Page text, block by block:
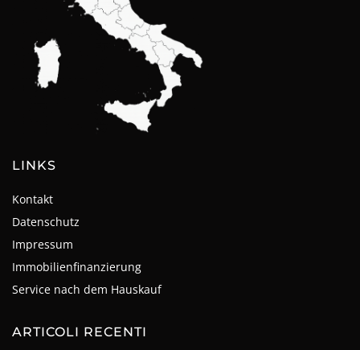
LINKS
Kontakt
Datenschutz
Impressum
Immobilienfinanzierung
Service nach dem Hauskauf
ARTICOLI RECENTI